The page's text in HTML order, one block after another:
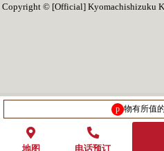
Copyright © [Official] Kyomachishizuku
p 物有所值
地图 电话预订